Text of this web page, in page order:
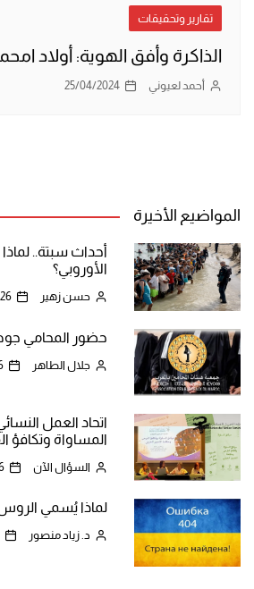
تقارير وتحقيقات
الذاكرة وأفق الهوية: أولاد
أحمد لعيوني 25/04/2024
المواضيع الأخيرة
أحداث سبتة.. لماذا
الأوروبي؟
حسن زهير
حضور المحامي
جلال الطاهر
اتحاد العمل
المساواة وتكافؤ
السؤال الآن
لماذا يُسمي الروس
د. زياد منصور